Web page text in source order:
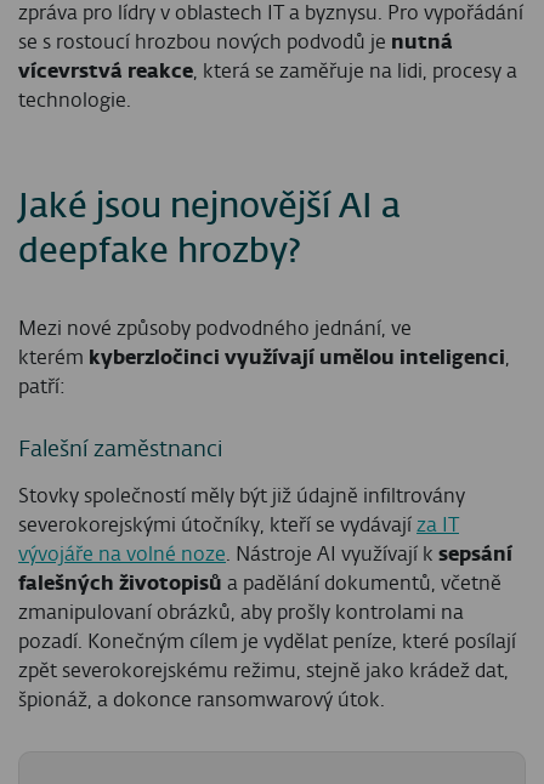
zpráva pro lídry v oblastech IT a byznysu. Pro vypořádání
se s rostoucí hrozbou nových podvodů je nutná
vícevrstvá reakce, která se zaměřuje na lidi, procesy a
technologie.
Jaké jsou nejnovější AI a
deepfake hrozby?
Mezi nové způsoby podvodného jednání, ve
kterém kyberzločinci využívají umělou inteligenci
patří:
Falešní zaměstnanci
Stovky společností měly být již údajně infiltrovány
severokorejskými útočníky, kteří se vydávají za IT
vývojáře na volné noze. Nástroje AI využívají k sepsání
falešných životopisů a padělání dokumentů, včetně
zmanipulovaní obrázků, aby prošly kontrolami na
pozadí. Konečným cílem je vydělat peníze, které posílají
zpět severokorejskému režimu, stejně jako krádež dat,
špionáž, a dokonce ransomwarový útok.